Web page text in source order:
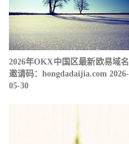
2026年OKX中国区最新欧易域名
邀请码：hongdadaijia.com 2026-
05-30